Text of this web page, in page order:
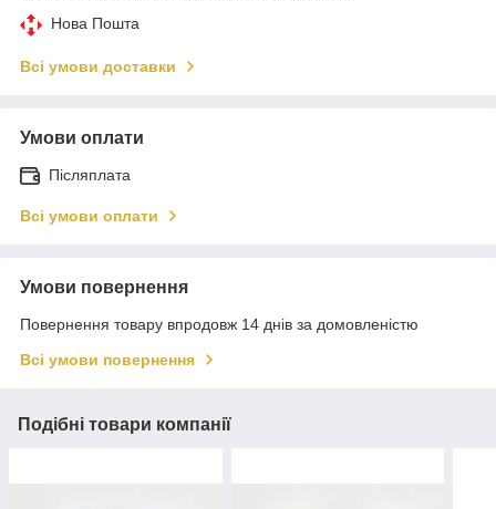
Нова Пошта
Всі умови доставки
Умови оплати
Післяплата
Всі умови оплати
Умови повернення
Повернення товару впродовж 14 днів за домовленістю
Всі умови повернення
Подібні товари компанії